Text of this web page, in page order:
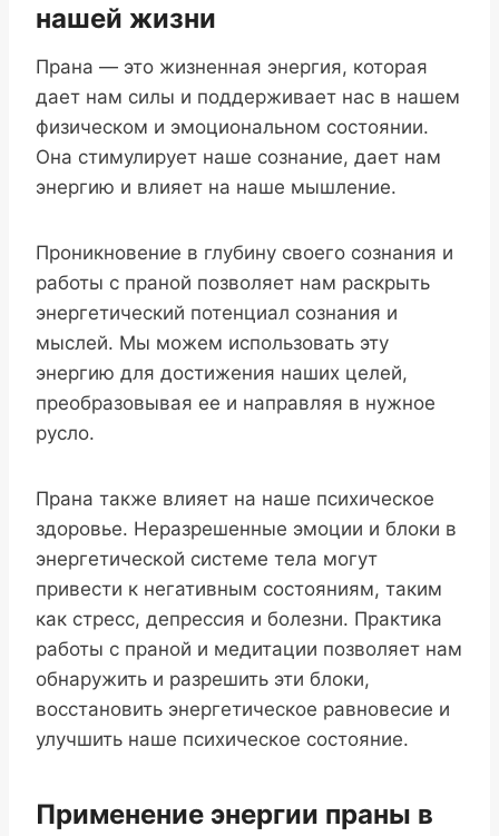
нашей жизни
Прана — это жизненная энергия, которая
дает нам силы и поддерживает нас в нашем
физическом и эмоциональном состоянии.
Она стимулирует наше сознание, дает нам
энергию и влияет на наше мышление.
Проникновение в глубину своего сознания и
работы с праной позволяет нам раскрыть
энергетический потенциал сознания и
мыслей. Мы можем использовать эту
энергию для достижения наших целей,
преобразовывая ее и направляя в нужное
русло.
Прана также влияет на наше психическое
здоровье. Неразрешенные эмоции и блоки в
энергетической системе тела могут
привести к негативным состояниям, таким
как стресс, депрессия и болезни. Практика
работы с праной и медитации позволяет нам
обнаружить и разрешить эти блоки,
восстановить энергетическое равновесие и
улучшить наше психическое состояние.
Применение энергии праны в